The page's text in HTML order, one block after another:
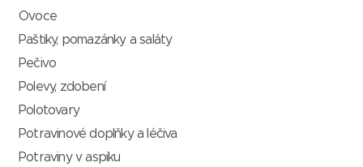
Ovoce
Paštiky, pomazánky a saláty
Pečivo
Polevy, zdobení
Polotovary
Potravinové doplňky a léčiva
Potraviny v aspiku